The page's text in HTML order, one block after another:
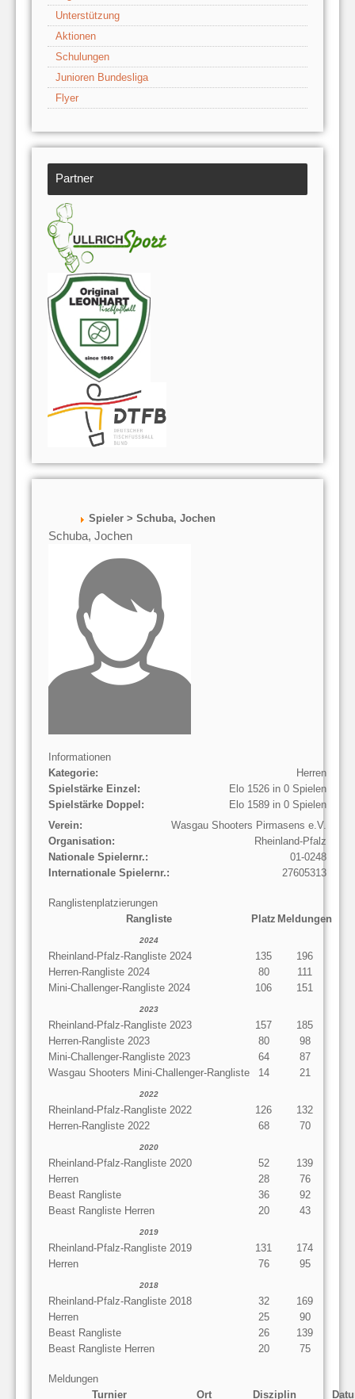
Unterstützung
Aktionen
Schulungen
Junioren Bundesliga
Flyer
Partner
Spieler > Schuba, Jochen
Schuba, Jochen
Informationen
Kategorie:
Herren
Spielstärke Einzel:
Elo 1526 in 0 Spielen
Spielstärke Doppel:
Elo 1589 in 0 Spielen
Verein:
Wasgau Shooters Pirmasens e.V.
Organisation:
Rheinland-Pfalz
Nationale Spielernr.:
01-0248
Internationale Spielernr.:
27605313
Ranglistenplatzierungen
Rangliste
Platz Meldungen
2024
Rheinland-Pfalz-Rangliste 2024 135
196
Herren-Rangliste 2024
80
111
Mini-Challenger-Rangliste 2024
106 151
2023
Rheinland-Pfalz-Rangliste 2023 157
185
Herren-Rangliste 2023
80
98
Mini-Challenger-Rangliste 2023
64
87
Wasgau Shooters Mini-Challenger-Rangliste
14 21
2022
Rheinland-Pfalz-Rangliste 2022 126
132
Herren-Rangliste 2022
68 70
2020
Rheinland-Pfalz-Rangliste 2020 52
139
Herren
28
76
Beast Rangliste
36
92
Beast Rangliste Herren
20 43
2019
Rheinland-Pfalz-Rangliste 2019 131
174
Herren
76 95
2018
Rheinland-Pfalz-Rangliste 2018 32
169
Herren
25
90
Beast Rangliste
26
139
Beast Rangliste Herren
20 75
Meldungen
Turnier
Ort Disziplin